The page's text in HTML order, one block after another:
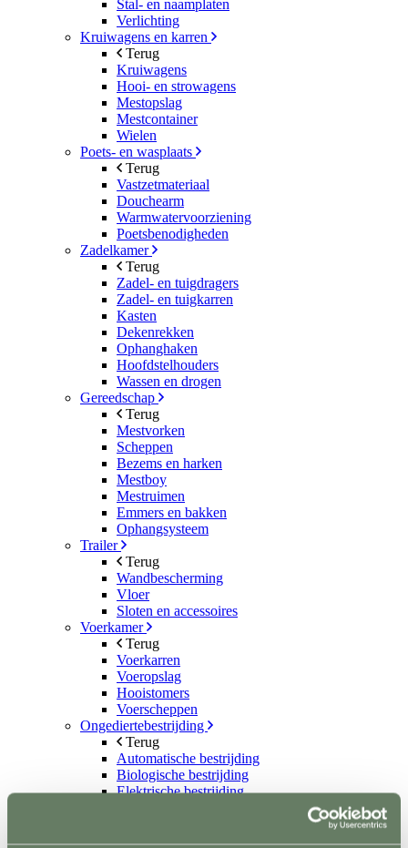
Stal- en naamplaten
Verlichting
Kruiwagens en karren
Terug
Kruiwagens
Hooi- en strowagens
Mestopslag
Mestcontainer
Wielen
Poets- en wasplaats
Terug
Vastzetmateriaal
Douchearm
Warmwatervoorziening
Poetsbenodigheden
Zadelkamer
Terug
Zadel- en tuigdragers
Zadel- en tuigkarren
Kasten
Dekenrekken
Ophanghaken
Hoofdstelhouders
Wassen en drogen
Gereedschap
Terug
Mestvorken
Scheppen
Bezems en harken
Mestboy
Mestruimen
Emmers en bakken
Ophangsysteem
Trailer
Terug
Wandbescherming
Vloer
Sloten en accessoires
Voerkamer
Terug
Voerkarren
Voeropslag
Hooistomers
Voerscheppen
Ongediertebestrijding
Terug
Automatische bestrijding
Biologische bestrijding
Elektrische bestrijding
Houten poorten